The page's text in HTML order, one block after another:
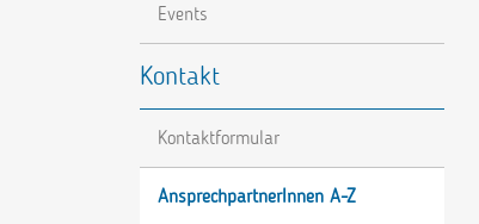
Events
Kontakt
Kontaktformular
AnsprechpartnerInnen A-Z